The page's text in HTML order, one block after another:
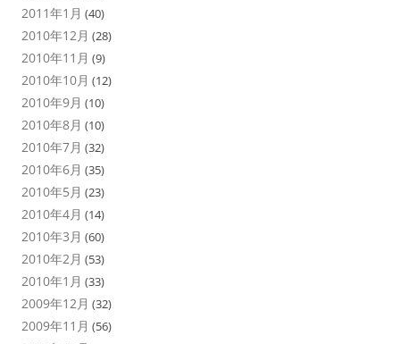
2011年1月 (40)
2010年12月 (28)
2010年11月 (9)
2010年10月 (12)
2010年9月 (10)
2010年8月 (10)
2010年7月 (32)
2010年6月 (35)
2010年5月 (23)
2010年4月 (14)
2010年3月 (60)
2010年2月 (53)
2010年1月 (33)
2009年12月 (32)
2009年11月 (56)